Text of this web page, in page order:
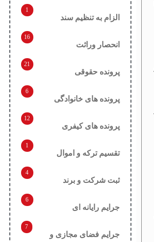
الزام به تنظیم سند
1
انحصار وراثت
16
پرونده حقوقی
21
پرونده های خانوادگی
6
پرونده های کیفری
12
تقسیم ترکه و اموال
1
ثبت شرکت و برند
4
جرایم رایانه ای
6
جرایم فضای مجازی و
7